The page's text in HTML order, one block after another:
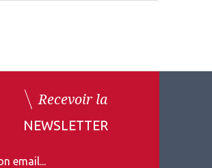
Recevoir la
NEWSLETTER